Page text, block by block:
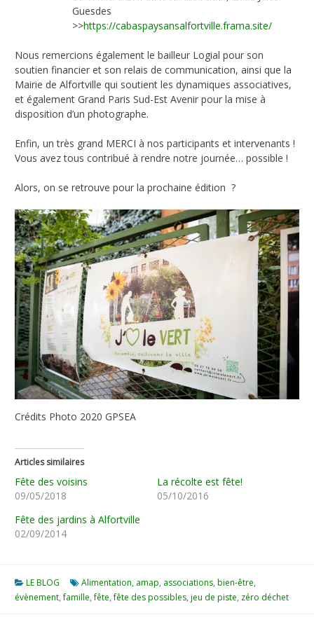
Guesdes
>>https://cabaspaysansalfortville.frama.site/
Nous remercions également le bailleur Logial pour son
soutien financier et son relais de communication, ainsi que la
Mairie de Alfortville qui soutient les dynamiques associatives,
et également Grand Paris Sud-Est Avenir pour la mise à
disposition d’un photographe.
Enfin, un très grand MERCI à nos participants et intervenants !
Vous avez tous contribué à rendre notre journée… possible !
Alors, on se retrouve pour la prochaine édition ?
Crédits Photo 2020 GPSEA
Articles similaires
Fête des voisins
09/05/2018
La récolte est fête!
05/10/2016
Fête des jardins à Alfortville
02/09/2014
LE BLOG Alimentation, amap, associations,bien-être,
évènement,famille,fête,fête des possibles,jeu de piste, zéro déchet